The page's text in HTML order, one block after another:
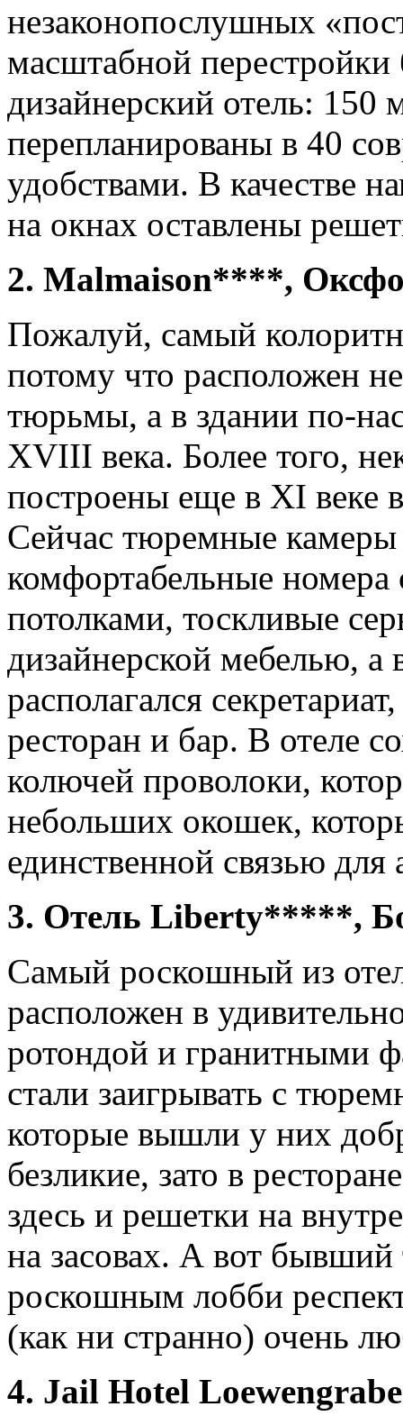
незаконопослушных
масштабной
дизайнерский отель:
перепланированы в 40
удобствами. В качестве
на окнах оставлены
2. Malmaison****,
Пожалуй, самый
потому что расположен
тюрьмы, а в здании по-
XVIII века. Более того,
построены еще в XI веке
Сейчас тюремные камеры
комфортабельные
потолками, тоскливые
дизайнерской мебелью,
располагался
ресторан и бар. В отеле
колючей проволоки,
небольших окошек,
единственной связью
3. Отель Liberty*****,
Самый роскошный из
расположен в
ротондой и гранитными
стали заигрывать с
которые вышли у них
безликие, зато в
здесь и решетки на
на засовах. А вот
роскошным лобби
(как ни странно) очень
4. Jail Hotel